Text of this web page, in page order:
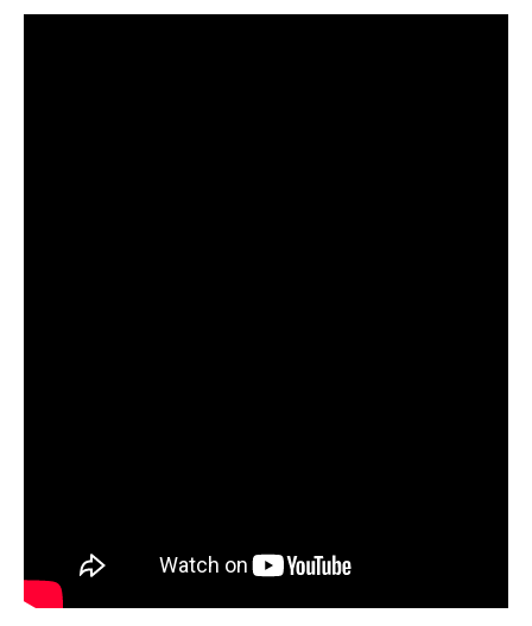
Opferhilfe
Fachstelle Sucht Region Luzern
Gesundheitsversorgung
IV-Leistungen (WAS Luzern)
Archive und Bibliotheken